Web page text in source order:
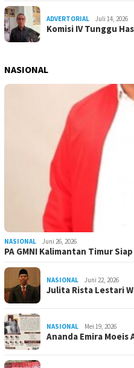
ADVERTORIAL Juli 14, 2026
Komisi IV Tunggu
NASIONAL
NASIONAL Juni 26, 2026
PA GMNI Kalimantan Timur
NASIONAL Juni 22, 2026
Julita Rista Lestari
NASIONAL Mei 19, 2026
Ananda Emira Moeis